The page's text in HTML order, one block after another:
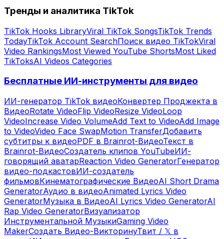
Тренды и аналитика TikTok
TikTok Hooks LibraryViral TikTok SongsTikTok Trends
TodayTikTok Account SearchПоиск видео TikTokViral
Video RankingsMost Viewed YouTube ShortsMost Liked
TikToksAI Videos Categories
Бесплатные ИИ-инструменты для видео
ИИ-генератор TikTok видеоКонвертер Проджекта в
ВидеоRotate VideoFlip VideoResize VideoLoop
VideoIncrease Video VolumeAdd Text to VideoAdd Image
to VideoVideo Face SwapMotion TransferДобавить
субтитры к видеоPDF в Brainrot-ВидеоТекст в
Brainrot-ВидеоСоздатель клипов YouTubeИИ-
говорящий аватарReaction Video GeneratorГенератор
видео-подкастовИИ-создатель
фильмовКинематографические ВидеоAI Short Drama
GeneratorАудио в видеоAnimated Lyrics Video
GeneratorМузыка в ВидеоAI Lyrics Video GeneratorAI
Rap Video GeneratorВизуализатор
Инструментальной МузыкиGaming Video
MakerСоздать Видео-ВикторинуТвит / 𝕏 в